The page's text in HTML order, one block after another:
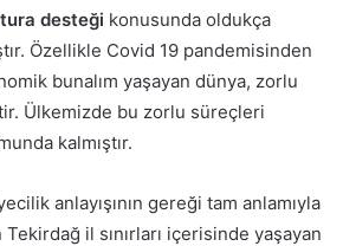
desteği konusunda oldukça
Özellikle Covid 19 pandemisinden
bunalım yaşayan dünya, zorlu
Ülkemizde bu zorlu süreçleri
kalmıştır.
anlayışının gereği tam anlamıyla
il sınırları içerisinde yaşayan